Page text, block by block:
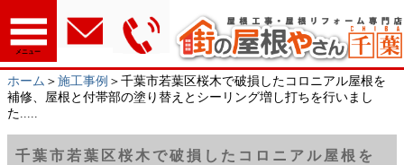
メニュー
ホーム ＞ 施工事例 ＞千葉市若葉区桜木で破損したコロニアル屋根を
補修、屋根と付帯部の塗り替えとシーリング増し打ちを行いまし
た.....
千葉市若葉区桜木で破損したコロニアル屋根を